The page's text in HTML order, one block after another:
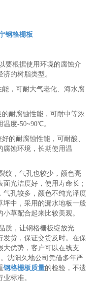
钢格栅板
要根据使用环境的腐蚀介
的树脂类型。
，可耐大气老化、海水腐
耐腐蚀性能，可耐中等浓
度-50~90℃。
的耐腐蚀性能，可耐酸、
腐蚀环境，长期使用温
纹，气孔也较少，颜色亮
光洁度好，使用寿命长；
气孔较多，颜色不纯光泽度
坪中，采用的漏水地板一般
草配合起来比较美观。
质，让钢格栅板绽放光
发货，保证交货及时。在保
大优势，客户可以在线支
沈阳久地公司凭借多年严
钢格栅板质量的检验，不遗
标准。